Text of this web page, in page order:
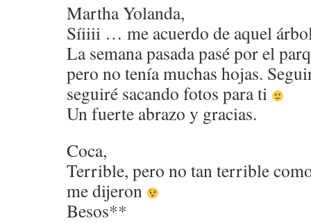
Martha Yolanda,
Síiiii … me acuerdo de aquel
La semana pasada pasé por el
pero no tenía muchas hojas.
seguiré sacando fotos para ti
Un fuerte abrazo y gracias.
Coca,
Terrible, pero no tan terrible
me dijeron
Besos**